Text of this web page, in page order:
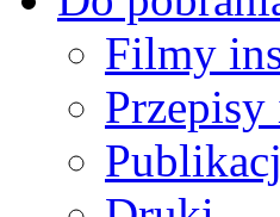
Filmy